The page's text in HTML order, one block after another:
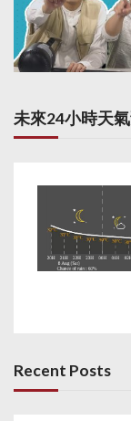
未來24小時天
Recent Posts